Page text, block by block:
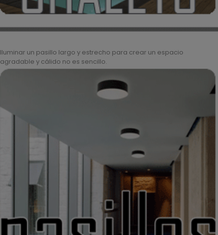
Iluminar un pasillo largo y estrecho para crear un espacio
agradable y cálido no es sencillo.